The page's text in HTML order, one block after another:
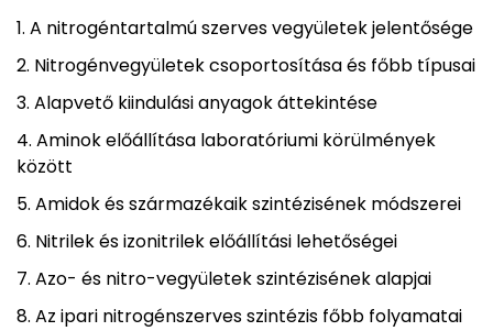
A nitrogéntartalmú szerves vegyületek jelentősége
Nitrogénvegyületek csoportosítása és főbb típusai
Alapvető kiindulási anyagok áttekintése
Aminok előállítása laboratóriumi körülmények
között
Amidok és származékaik szintézisének módszerei
Nitrilek és izonitrilek előállítási lehetőségei
Azo- és nitro-vegyületek szintézisének alapjai
Az ipari nitrogénszerves szintézis főbb folyamatai